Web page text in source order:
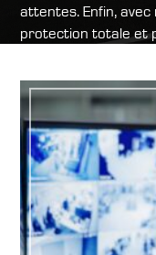
attentes. Enfin, avec
protection totale et
le moindre doute.